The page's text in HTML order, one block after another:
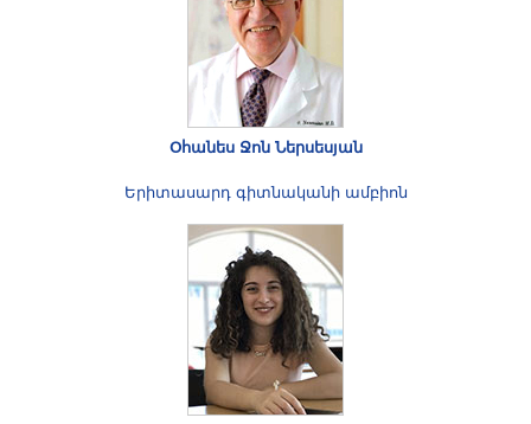
Օհանես Ջոն Ներսեսյան
Երիտասարդ գիտնականի ամբիոն